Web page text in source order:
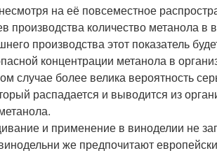
на её повсеместное
производства количество метанола
производства этот показатель
концентрации метанола в
случае более велика вероятность
распадается и выводится из
и применение в виноделии не
же предпочитают